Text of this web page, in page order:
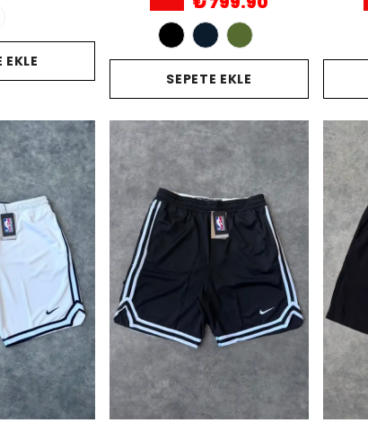
EKLE
SEPETE EKLE